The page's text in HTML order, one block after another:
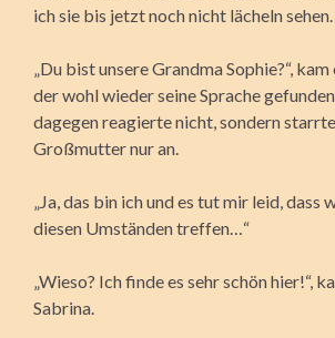
ich sie bis jetzt noch nicht lächeln sehen.
„Du bist unsere Grandma Sophie?“, kam
der wohl wieder seine Sprache
dagegen reagierte nicht, sondern
Großmutter nur an.
„Ja, das bin ich und es tut mir leid, dass
diesen Umständen treffen…“
„Wieso? Ich finde es sehr schön hier!“,
Sabrina.